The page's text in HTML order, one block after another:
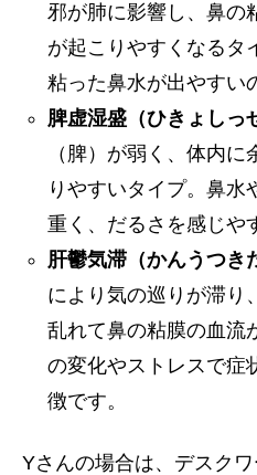
邪が肺に影響し、鼻の
が起こりやすくなるタ
粘った鼻水が出やすい
脾虚湿盛（ひきょしっ
（脾）が弱く、体内
りやすいタイプ。鼻水
重く、だるさを感じや
肝鬱気滞（かんうつき
により気の巡りが滞り
乱れて鼻の粘膜の血流
の変化やストレスで症
徴です。
Yさんの場合は、デスク